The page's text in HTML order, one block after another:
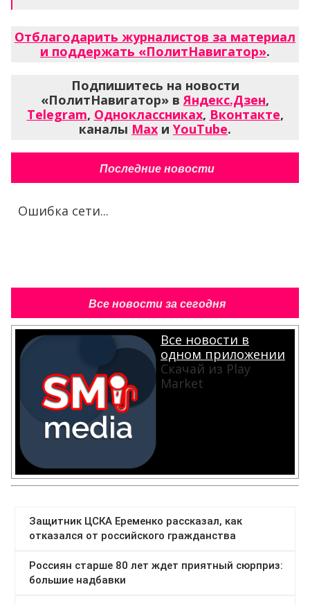
Отблагодарить журналистов за материал
и поддержать «ПолитНавигатор».
Подпишитесь на новости
«ПолитНавигатор» в Яндекс.Дзен,
Telegram, Одноклассниках, Вконтакте,
каналы Max и YouTube.
Последние новости
Ошибка сети...
Все новости за сегодня
Все новости в
одном приложении
Скачай из Play
Market